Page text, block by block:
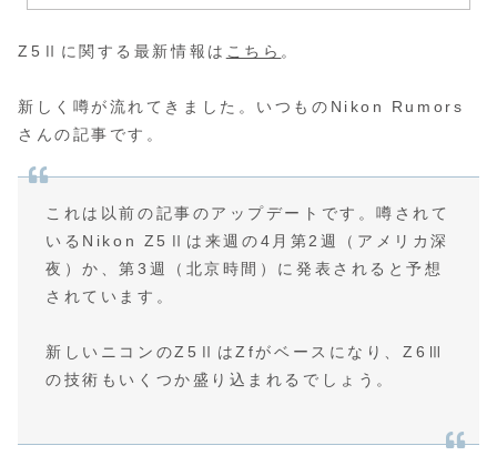
Z5Ⅱに関する最新情報は こちら 。
新しく噂が流れてきました。いつものNikon Rumors
さんの記事です。
これは以前の記事のアップデートです。噂されて
いるNikon Z5Ⅱは来週の4月第2週（アメリカ深
夜）か、第3週（北京時間）に発表されると予想
されています。
新しいニコンのZ5ⅡはZfがベースになり、Z6Ⅲ
の技術もいくつか盛り込まれるでしょう。